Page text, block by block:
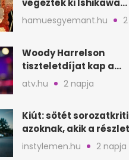
végezték ki Ishikawa
Goemont, Japán
Hoodját
hamuesgyemant.hu
Woody Harrelson
tiszteletdíjat kap a
Szarajevói
atv.hu 2 napja
Kiút: sötét
azoknak, akik a
keresik
instylemen.hu 2 napja